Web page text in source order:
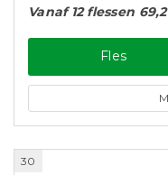
Vanaf 12 flessen
Fles
30